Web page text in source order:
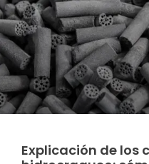
Explicación de los